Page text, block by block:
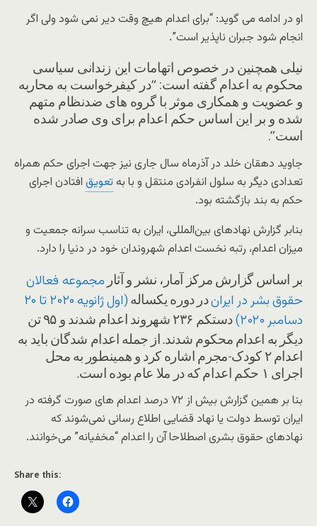
او در ادامه می گوید: “برای اعدام هیچ وقت دیر نمی شود ولی اگر
انجام شود جبران ناپذیر است”.
نیلی همچنین در خصوص اتهامات این زندانی سیاسی
محکوم به اعدام گفته است: “در کیفرخواست به محاربه
و عضویت و همکاری موثر با گروه های ضدنظام متهم
شده و بر این اساس حکم اعدام برای وی صادر شده
است”.
جاوید دهقان خلد در آذرماه سال جاری نیز جهت اجرای حکم همراه
تعدادی دیگر به سلول انفرادی منتقل و با به تعویق افتادن اجرای
حکم به بند بازگشته بود.
بنابر گزارش نهادهای بین‌المللی، ایران به تناسب سرانه جمعیت و
میزان اعدام، رتبه نخست اعدام شهروندان خود در دنیا را دارد.
بر اساس گزارش مرکز آمار، نشر و آثار مجموعه فعالان
حقوق بشر در ایراندر دوره یکساله
(اول ژانویه ۲۰۲۰ تا ۲۰
دسامبر ۲۰۲۰)
دستکم ۲۳۶ شهروند اعدام شدند و ۹۵ تن
دیگر به اعدام محکوم شدند. از جمله اعدام شدگان باید به
اعدام ۲ کودک-مجرم اشاره کرد و همینطور به محل
اجرای ۱ حکم اعدام که در ملا عام بوده است.
بنا بر همین گزارش بیش از ۷۲ درصد اعدام های صورت گرفته در
ایران توسط دولت یا نهاد قضایی اطلاع رسانی نمی‌شوند که
نهادهای حقوق بشری اصطلاحا آن را اعدام “مخفیانه” می‌خوانند.
Share this: